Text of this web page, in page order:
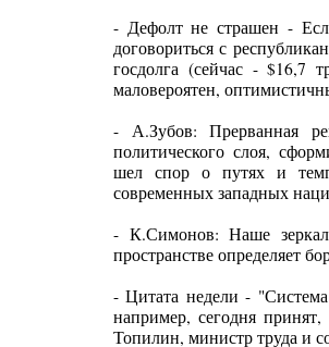
- Дефолт не страшен -
договориться с
госдолга (сейчас - $16,7
маловероятен,
- А.Зубов: Прерванная
политического слоя,
шел спор о путях и
современных западных
- К.Симонов: Наше
пространстве определяет
- Цитата недели -
например, сегодня
Топилин, министр труда и